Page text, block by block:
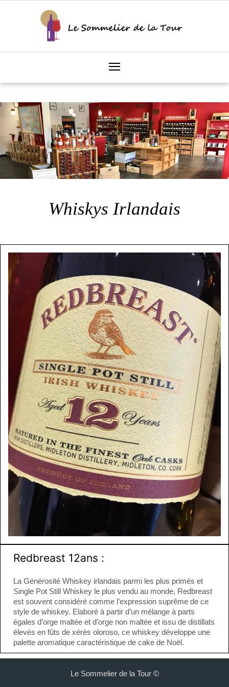
Whiskys Irlandais
Redbreast 12ans :
La Générosité Whiskey irlandais parmi les plus primés et
Single Pot Still Whiskey le plus vendu au monde, Redbreast
est souvent considéré comme l’expression suprême de ce
style de whiskey. Elaboré à partir d’un mélange à parts
égales d’orge maltée et d’orge non maltée et issu de distillats
élevés en fûts de xérès oloroso, ce whiskey développe une
palette aromatique caractéristique de cake de Noël.
Le Sommelier de la Tour ©